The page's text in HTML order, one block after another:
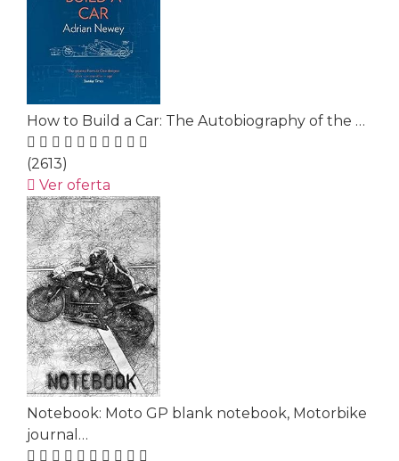
How to Build a Car: The Autobiography of the …
(2613)
Ver oferta
Notebook: Moto GP blank notebook, Motorbike
journal…